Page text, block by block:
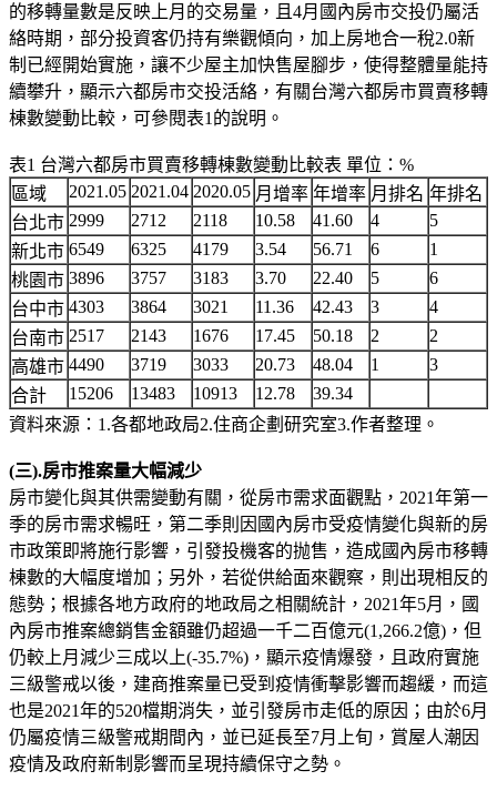
的移轉量數是反映上月的交易量，且4月國內房市交投仍屬活
絡時期，部分投資客仍持有樂觀傾向，加上房地合一稅2.0新
制已經開始實施，讓不少屋主加快售屋腳步，使得整體量能持
續攀升，顯示六都房市交投活絡，有關台灣六都房市買賣移轉
棟數變動比較，可參閱表1的說明。
表1 台灣六都房市買賣移轉棟數變動比較表 單位：%
區域
2021.05 2021.04 2020.05 月增率 年增率 月排名 年排名
台北市 2999 2712 2118 10.58 41.60 4
5
新北市 6549 6325 4179 3.54 56.71 6
1
桃園市 3896 3757 3183 3.70 22.40 5
6
台中市 4303 3864 3021 11.36 42.43 3
4
台南市 2517 2143 1676 17.45 50.18 2
2
高雄市 4490 3719 3033 20.73 48.04 1
3
合計
15206 13483 10913 12.78
39.34
資料來源：1.各都地政局2.住商企劃研究室3.作者整理。
(三).房市推案量大幅減少
房市變化與其供需變動有關，從房市需求面觀點，2021年第一
季的房市需求暢旺，第二季則因國內房市受疫情變化與新的房
市政策即將施行影響，引發投機客的抛售，造成國內房市移轉
棟數的大幅度增加；另外，若從供給面來觀察，則出現相反的
態勢；根據各地方政府的地政局之相關統計，2021年5月，國
內房市推案總銷售金額雖仍超過一千二百億元(1,266.2億)，但
仍較上月減少三成以上(-35.7%)，顯示疫情爆發，且政府實施
三級警戒以後，建商推案量已受到疫情衝擊影響而趨緩，而這
也是2021年的520檔期消失，並引發房市走低的原因；由於6月
仍屬疫情三級警戒期間內，並已延長至7月上旬，賞屋人潮因
疫情及政府新制影響而呈現持續保守之勢。